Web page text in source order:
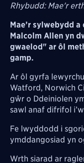
Rhybudd: Mae'r
Mae’r sylwebydd
Malcolm Allen yn
gwaelod" ar ôl
gamp.
Ar ôl gyrfa
Watford, Norwich
gŵr o Ddeiniolen
sawl anaf difrifol
Fe lwyddodd i
ymddangosiad yn
Wrth siarad ar